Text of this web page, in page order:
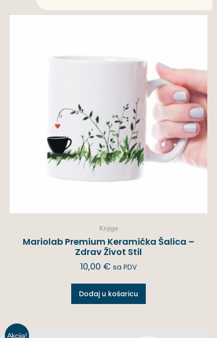
Knjige
Mariolab Premium Keramička Šalica –
Zdrav Život Stil
10,00 € sa PDV
Dodaj u košaricu
Akcija!